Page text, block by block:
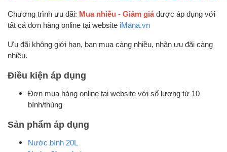
Chương trình ưu đãi: Mua nhiều - Giảm giáđược áp dụng với
tất cả đơn hàng online tại website iMana.vn
Ưu đãi không giới hạn, bạn mua càng nhiều, nhận ưu đãi càng
nhiều.
Điều kiện áp dụng
Đơn mua hàng online tại website với số lượng từ 10
bình/thùng
Sản phẩm áp dụng
Nước bình 20L